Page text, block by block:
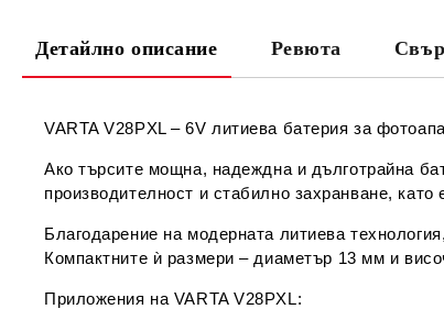
Детайлно описание Ревюта
VARTA V28PXL – 6V литиева батерия за
Ако търсите мощна, надеждна и дълготрайна
производителност и стабилно захранване, като
Благодарение на модерната литиева технология
Компактните ѝ размери – диаметър 13 мм и
Приложения на VARTA V28PXL: